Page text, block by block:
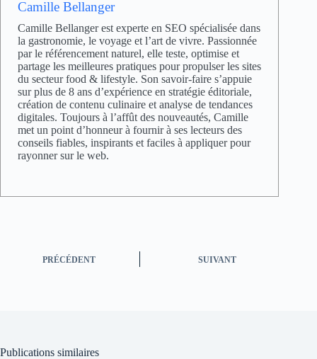
Camille Bellanger
Camille Bellanger est experte en SEO spécialisée dans
la gastronomie, le voyage et l’art de vivre. Passionnée
par le référencement naturel, elle teste, optimise et
partage les meilleures pratiques pour propulser les sites
du secteur food & lifestyle. Son savoir-faire s’appuie
sur plus de 8 ans d’expérience en stratégie éditoriale,
création de contenu culinaire et analyse de tendances
digitales. Toujours à l’affût des nouveautés, Camille
met un point d’honneur à fournir à ses lecteurs des
conseils fiables, inspirants et faciles à appliquer pour
rayonner sur le web.
PRÉCÉDENT SUIVANT
Publications similaires